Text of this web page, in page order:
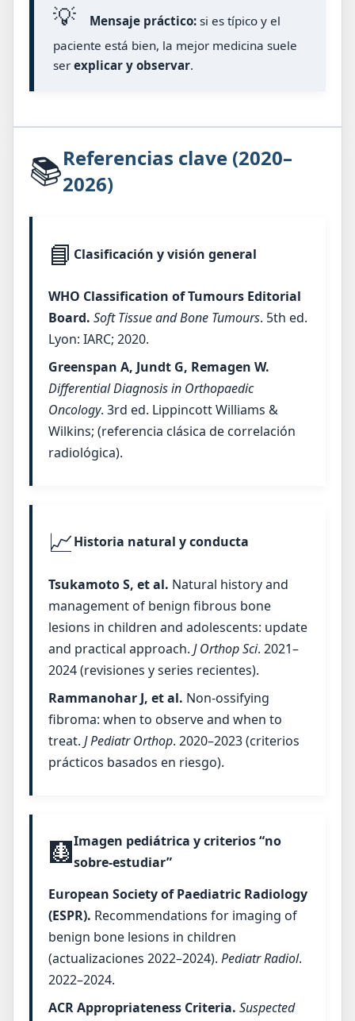
💡 Mensaje práctico:si es típico y el
paciente está bien, la mejor medicina suele
ser explicar y observar.
📚Referencias clave (2020–
2026)
📘 Clasificación y visión general
WHO Classification of Tumours Editorial
Board. Soft Tissue and Bone Tumours. 5th ed.
Lyon: IARC; 2020.
Greenspan A, Jundt G, Remagen W.
Differential Diagnosis in Orthopaedic
Oncology. 3rd ed. Lippincott Williams &
Wilkins; (referencia clásica de correlación
radiológica).
📈Historia natural y conducta
Tsukamoto S, et al. Natural history and
management of benign fibrous bone
lesions in children and adolescents: update
and practical approach. J Orthop Sci. 2021–
2024 (revisiones y series recientes).
Rammanohar J, et al. Non-ossifying
fibroma: when to observe and when to
treat. J Pediatr Orthop. 2020–2023 (criterios
prácticos basados en riesgo).
🩻Imagen pediátrica y criterios “no
sobre-estudiar”
European Society of Paediatric Radiology
(ESPR). Recommendations for imaging of
benign bone lesions in children
(actualizaciones 2022–2024). Pediatr Radiol.
2022–2024.
ACR Appropriateness Criteria. Suspected